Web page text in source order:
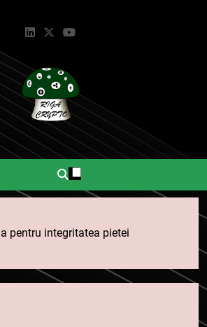
Riga Crypto
Știri Și Informații Despre
Criptomonede.
pentru integritatea pietei